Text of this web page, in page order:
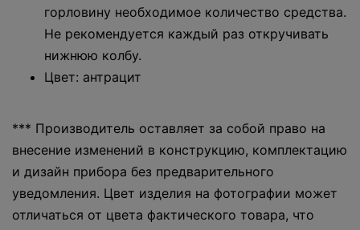
горловину необходимое количество средства.
Не рекомендуется каждый раз откручивать
нижнюю колбу.
Цвет: антрацит
*** Производитель оставляет за собой право на
внесение изменений в конструкцию, комплектацию
и дизайн прибора без предварительного
уведомления. Цвет изделия на фотографии может
отличаться от цвета фактического товара, что